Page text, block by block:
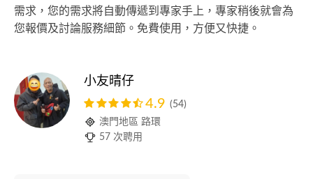
需求，您的需求將自動傳遞到專家手上，專家稍後就會為
您報價及討論服務細節。免費使用，方便又快捷。
小友晴仔
4.9 (54)
澳門地區 路環
57 次聘用